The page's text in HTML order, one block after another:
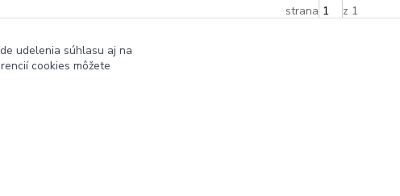
strana z 1
udelenia súhlasu aj na
cookies môžete